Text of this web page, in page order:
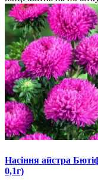
Насіння айстра
0,1г)